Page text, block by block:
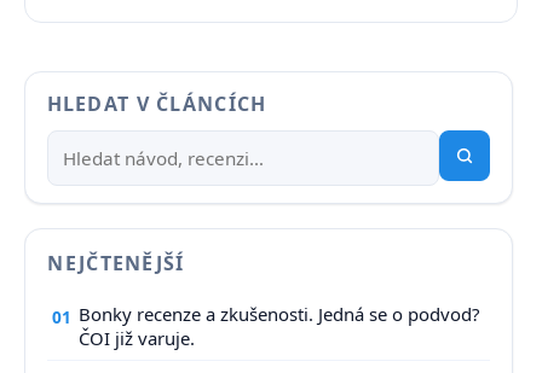
HLEDAT V ČLÁNCÍCH
NEJČTENĚJŠÍ
01 Bonky recenze a zkušenosti. Jedná se o podvod?
ČOI již varuje.